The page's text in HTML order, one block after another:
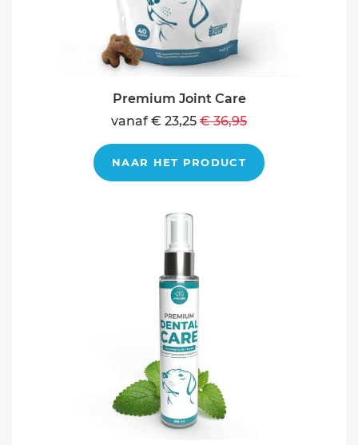
Premium Joint Care
vanaf € 23,25 € 36,95
NAAR HET PRODUCT